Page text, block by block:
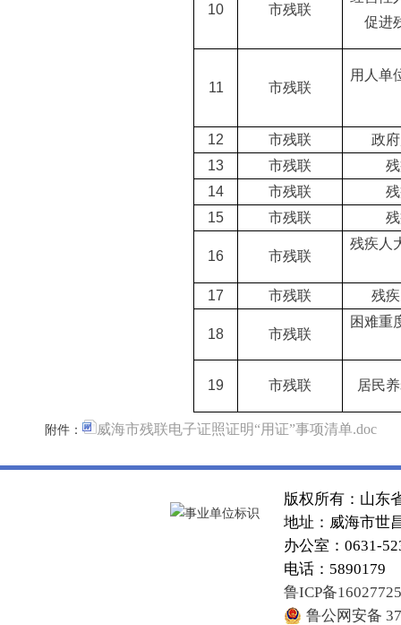
10 市残联
促进
11 市残联
用人单
12 市残联
政
13
市残联
14
市残联
15
市残联
16 市残联
残疾人
17 市残联 残
18 市残联
困难重
19 市残联 居民
附件： 威海市残联电子证照证明“用证”事项清单.doc
版权所有：山东
地址：威海市世
办公室：0631-
电话：5890179
鲁ICP备
鲁公网安备